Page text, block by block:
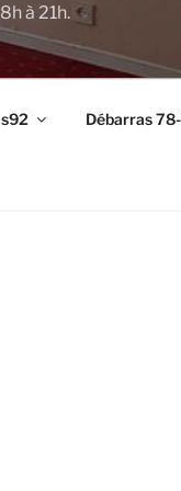
à 21h.
Débarras